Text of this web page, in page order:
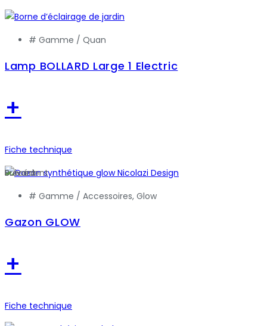
# Gamme / Quan
Lamp BOLLARD Large 1 Electric
+
Fiche technique
Précédent
Suivant
# Gamme / Accessoires, Glow
Gazon GLOW
+
Fiche technique